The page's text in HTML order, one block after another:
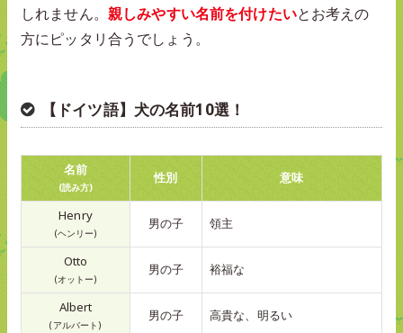
しれません。 親しみやすい名前を付けたいとお考えの
方にピッタリ合うでしょう。
【ドイツ語】犬の名前10選！
名前
(読み方)
性別 意味
Henry
(ヘンリー)
男の子 領主
Otto
(オットー)
男の子 裕福な
Albert
(アルバート)
男の子 高貴な、明るい